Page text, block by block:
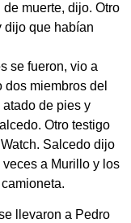
muerte, dijo. Otro
dijo que habían
se fueron, vio a
miembros del
de pies y
Otro testigo
Salcedo dijo
a Murillo y los
llevaron a Pedro